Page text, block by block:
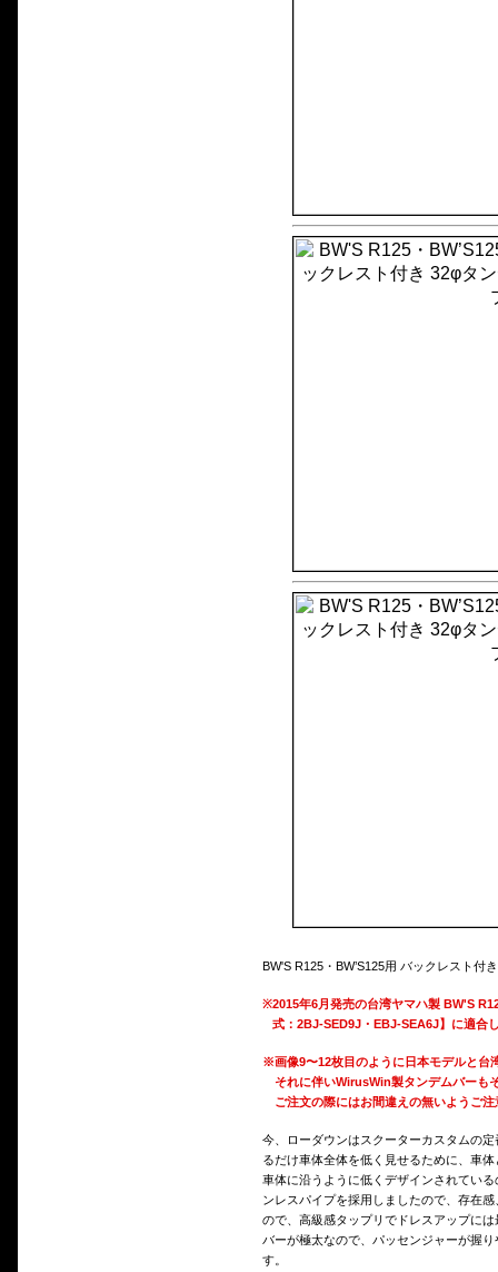
BW'S R125・BW’S125用 バックレスト付
※2015年6月発売の台湾ヤマハ製 BW'S
式：2BJ-SED9J・EBJ-SEA6J】に適合
※画像9〜12枚目のように日本モデルと台
それに伴いWirusWin製タンデムバーも
ご注文の際にはお間違えの無いようご注
今、ローダウンはスクーターカスタムの
るだけ車体全体を低く見せるために、車
車体に沿うように低くデザインされてい
ンレスパイプを採用しましたので、存在
ので、高級感タップリでドレスアップに
バーが極太なので、パッセンジャーが握
す。